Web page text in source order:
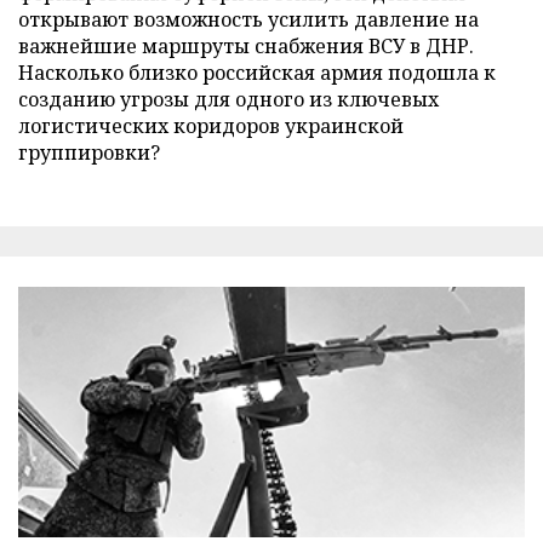
открывают возможность усилить давление на
важнейшие маршруты снабжения ВСУ в ДНР.
Насколько близко российская армия подошла к
созданию угрозы для одного из ключевых
логистических коридоров украинской
группировки?